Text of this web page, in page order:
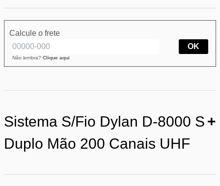
Calcule o frete
Não lembra? Clique aqui
OK
Sistema S/Fio Dylan D-8000 S
Duplo Mão 200 Canais UHF
+